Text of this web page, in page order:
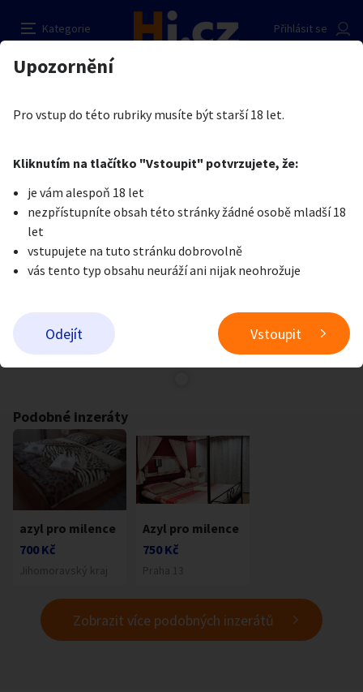
Kategorie
Přihlásit se
Auto-moto
Reality a bydlení Seznamka
Zvířata
Stroje a nářadí PC a elektro Sport a hobby
Sběratelství
Přidat inzerát
Erotika Ostatní a související
Je nám líto, ale tenhle inzerát již není aktuální.
Podobné inzeráty
azyl pro milence
700 Kč
Azyl pro milence
750 Kč
Zobrazit více podobných inzerátů
Hledám milence
Prodávající
Pošlete uživateli zprávu
Nahlásit inzerát
Upozornění
Pro vstup do této rubriky musíte být starší 18 let.
Kliknutím na tlačítko "Vstoupit" potvrzujete, že:
je vám alespoň 18 let
nezpřístupníte obsah této stránky žádné osobě mladší 18
let
vstupujete na tuto stránku dobrovolně
vás tento typ obsahu neuráží ani nijak neohrožuje
Odejít Vstoupit